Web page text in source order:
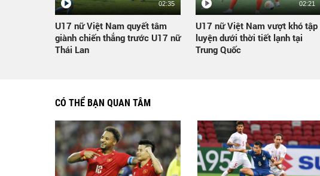
02:35
U17 nữ Việt Nam quyết tâm
giành chiến thắng trước U17 nữ
Thái Lan
02:21
U17 nữ Việt Nam vượt khó tập
luyện dưới thời tiết lạnh tại
Trung Quốc
CÓ THỂ BẠN QUAN TÂM